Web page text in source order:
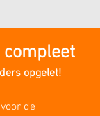
compleet
opgelet!
de